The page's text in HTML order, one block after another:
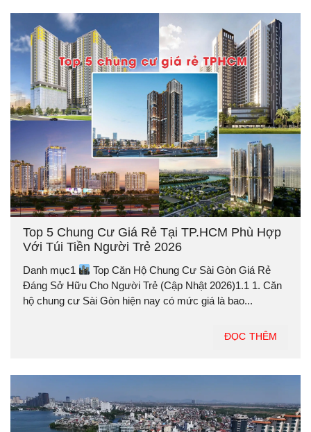
Top 5 Chung Cư Giá Rẻ Tại TP.HCM Phù Hợp
Với Túi Tiền Người Trẻ 2026
Danh mục1
Top Căn Hộ Chung Cư Sài Gòn Giá Rẻ
Đáng Sở Hữu Cho Người Trẻ (Cập Nhật 2026)1.1 1. Căn
hộ chung cư Sài Gòn hiện nay có mức giá là bao...
ĐỌC THÊM